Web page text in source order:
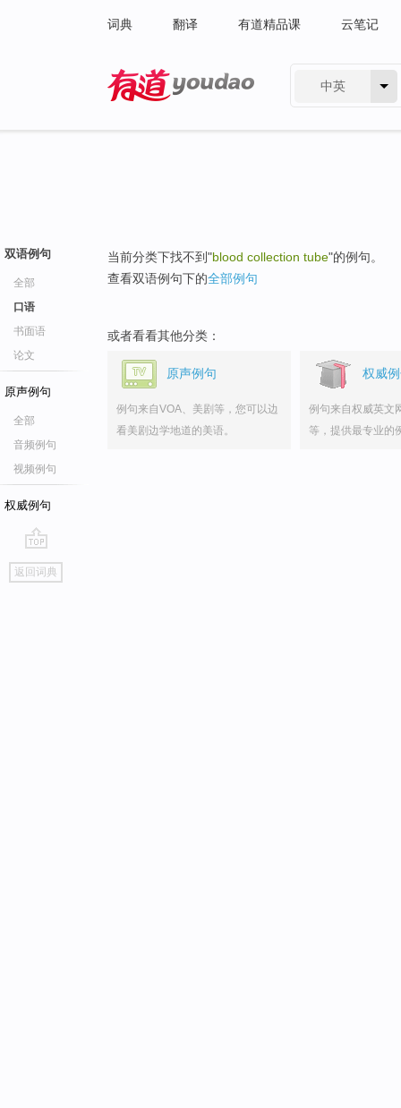
词典 翻译 有道精品课 云笔记
中英
双语例句
全部
口语
书面语
论文
原声例句
全部
音频例句
视频例句
权威例句
go
top
返回词典
当前分类下找不到"blood collection tube"的例句。
查看双语例句下的全部例句
或者看看其他分类：
原声例句
例句来自VOA、美剧等，您可以边
看美剧边学地道的美语。
权威
例句来自权威英文
等，提供最专业的